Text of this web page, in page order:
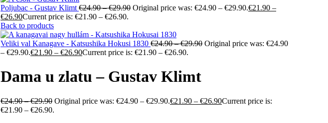
Poljubac - Gustav Klimt €24.90–€29.90 Original price was: €24.90 – €29.90.€21.90 –
€26.90Current price is: €21.90 – €26.90.
Back to products
Veliki val Kanagave - Katsushika Hokusi 1830 €24.90–€29.90 Original price was: €24.90
– €29.90.€21.90 – €26.90Current price is: €21.90 – €26.90.
Dama u zlatu – Gustav Klimt
€24.90–€29.90 Original price was: €24.90 – €29.90.€21.90 – €26.90Current price is:
€21.90 – €26.90.